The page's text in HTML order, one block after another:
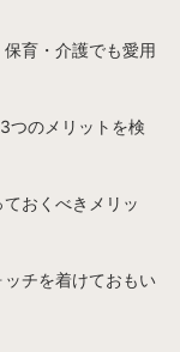
育・介護でも愛用
つのメリットを検
おくべきメリッ
チを着けておもい